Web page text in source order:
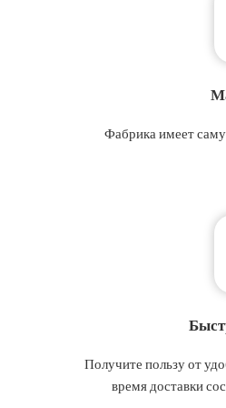
Фабрика имеет
Получите пользу от
время доставки